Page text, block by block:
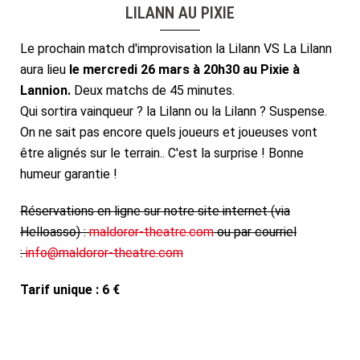
LILANN AU PIXIE
Le prochain match d'improvisation la Lilann VS La Lilann
aura lieu le mercredi 26 mars à 20h30 au Pixie à
Lannion. Deux matchs de 45 minutes.
Qui sortira vainqueur ? la Lilann ou la Lilann ? Suspense.
On ne sait pas encore quels joueurs et joueuses vont
être alignés sur le terrain.. C'est la surprise ! Bonne
humeur garantie !
Réservations en ligne sur notre site internet (via
Helloasso) :maldoror-theatre.comou par courriel
:info@maldoror-theatre.com
Tarif unique : 6 €